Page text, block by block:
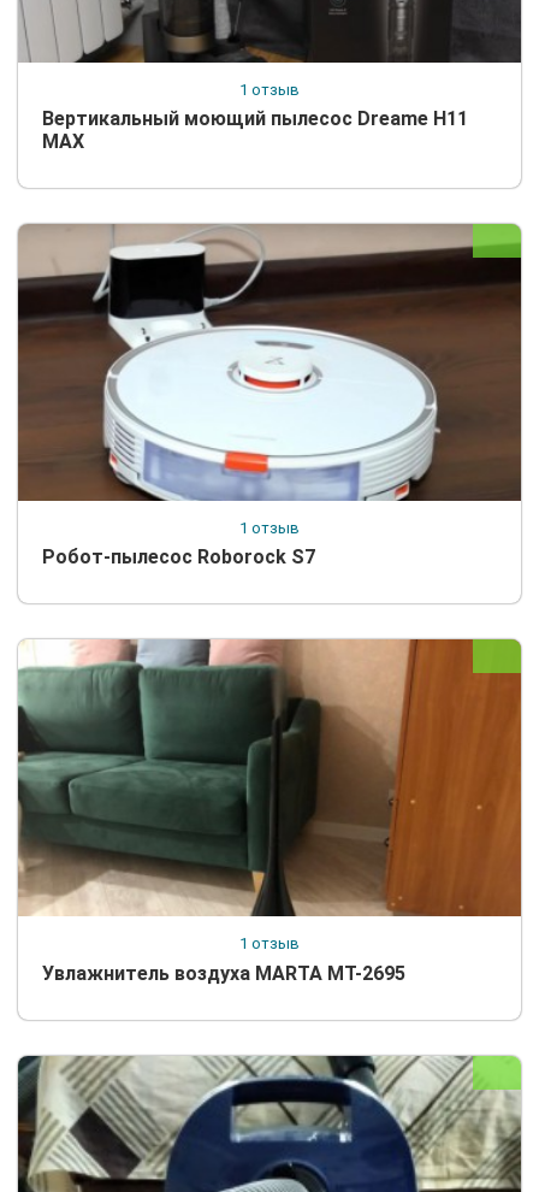
1 отзыв
Вертикальный моющий пылесос Dreame H11
MAX
1 отзыв
Робот-пылесос Roborock S7
1 отзыв
Увлажнитель воздуха MARTA MT-2695